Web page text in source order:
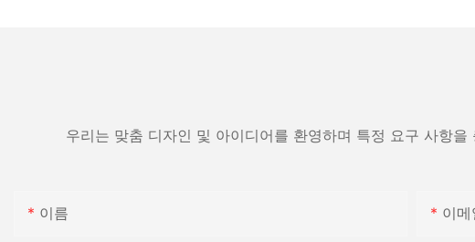
우리는 맞춤 디자인 및 아이디어를 환영하며 특정 요구 사항
이름 이메